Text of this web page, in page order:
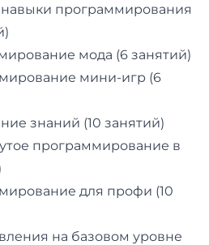
программирования
мода (6 занятий)
мини-игр (6
знаний (10 занятий)
программирование в
для профи (10
на базовом уровне